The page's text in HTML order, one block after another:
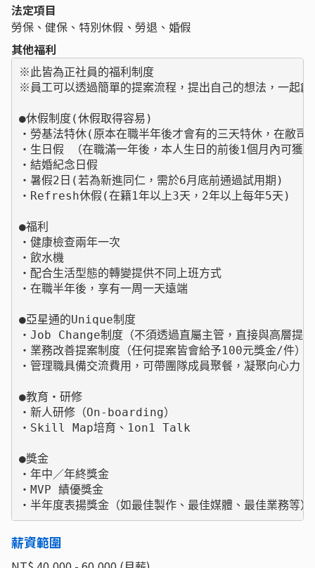
法定項目
勞保、健保、特別休假、勞退、婚假
其他福利
※此皆為正社員的福利制度
※員工可以透過簡單的提案流程，提出自己的想法，一起創
●休假制度(休假取得容易)
・勞基法特休(原本在職半年後才會有的三天特休，在敝司
・生日假 （在職滿一年後，本人生日的前後1個月內可獲
・結婚紀念日假
・暑假2日(若為新進同仁，需於6月底前通過試用期)
・Refresh休假(在籍1年以上3天，2年以上每年5天)
●福利
・健康檢查兩年一次
・飲水機
・配合生活型態的轉變提供不同上班方式
・在職半年後，享有一周一天遠端
●亞星通的Unique制度
・Job Change制度（不須透過直屬主管，直接與高層提
・業務改善提案制度（任何提案皆會給予100元獎金/件）
・管理職具備交流費用，可帶團隊成員聚餐，凝聚向心力
●教育・研修
・新人研修（On-boarding）
・Skill Map培育、1on1 Talk
●獎金
・年中／年終獎金
・MVP 績優獎金
・半年度表揚獎金（如最佳製作、最佳媒體、最佳業務等）
薪資範圍